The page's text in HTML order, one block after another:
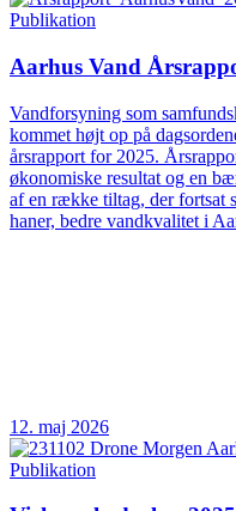
Publikation
Aarhus Vand
Vandforsyning som
kommet højt op på
årsrapport for 2025.
økonomiske resultat og en
af en række tiltag, der fortsat
haner, bedre vandkvalitet i
12. maj 2026
Publikation